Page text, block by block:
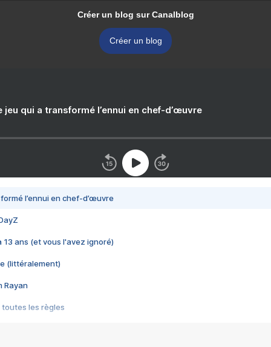
Créer un blog sur Canalblog
Créer un blog
jeu qui a transformé l’ennui en chef-d’œuvre
l’ennui en chef-d’œuvre
13 ans (et vous l'avez ignoré)
(littéralement)
Rayan
toutes les règles